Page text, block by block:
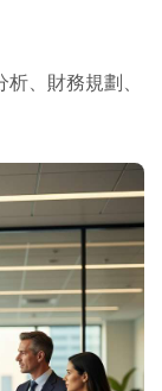
、財務規劃、